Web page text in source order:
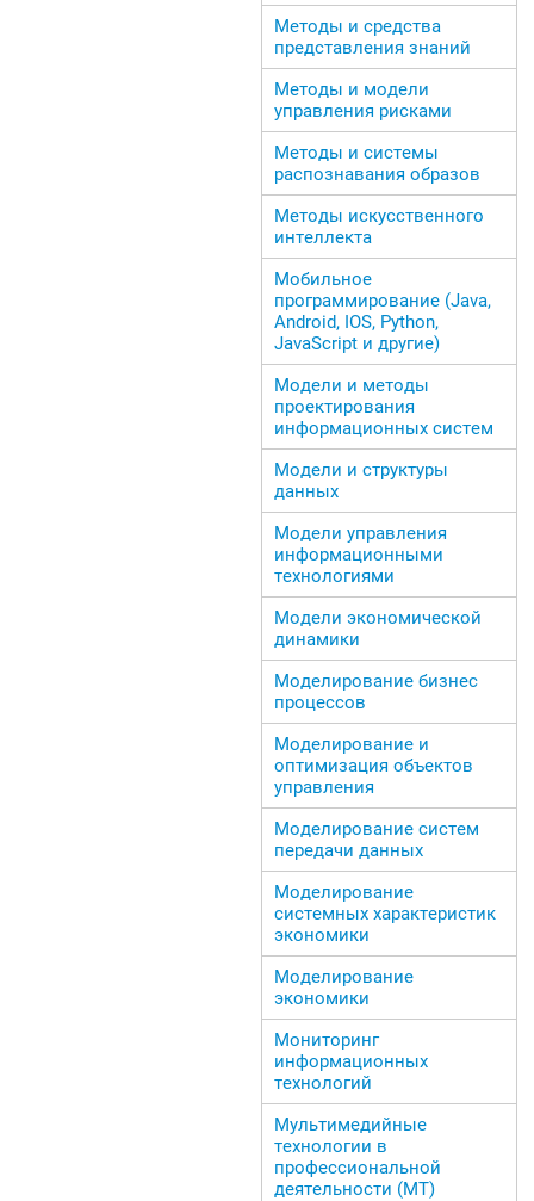
Методы и средства
представления знаний
Методы и модели
управления рисками
Методы и системы
распознавания образов
Методы искусственного
интеллекта
Мобильное
программирование (Java,
Android, IOS, Python,
JavaScript и другие)
Модели и методы
проектирования
информационных систем
Модели и структуры
данных
Модели управления
информационными
технологиями
Модели экономической
динамики
Моделирование бизнес
процессов
Моделирование и
оптимизация объектов
управления
Моделирование систем
передачи данных
Моделирование
системных характеристик
экономики
Моделирование
экономики
Мониторинг
информационных
технологий
Мультимедийные
технологии в
профессиональной
деятельности (МТ)